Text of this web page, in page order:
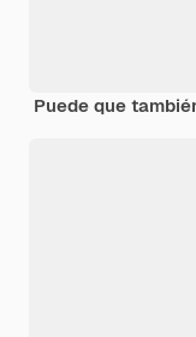
Puede que